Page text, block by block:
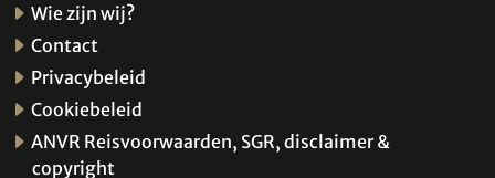
Wie zijn wij?
Contact
Privacybeleid
Cookiebeleid
ANVR Reisvoorwaarden, SGR, disclaimer &
copyright